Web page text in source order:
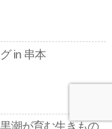
in 串本